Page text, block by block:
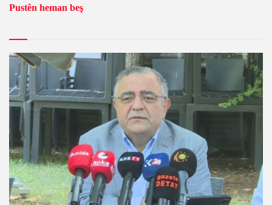
Pustên heman beş